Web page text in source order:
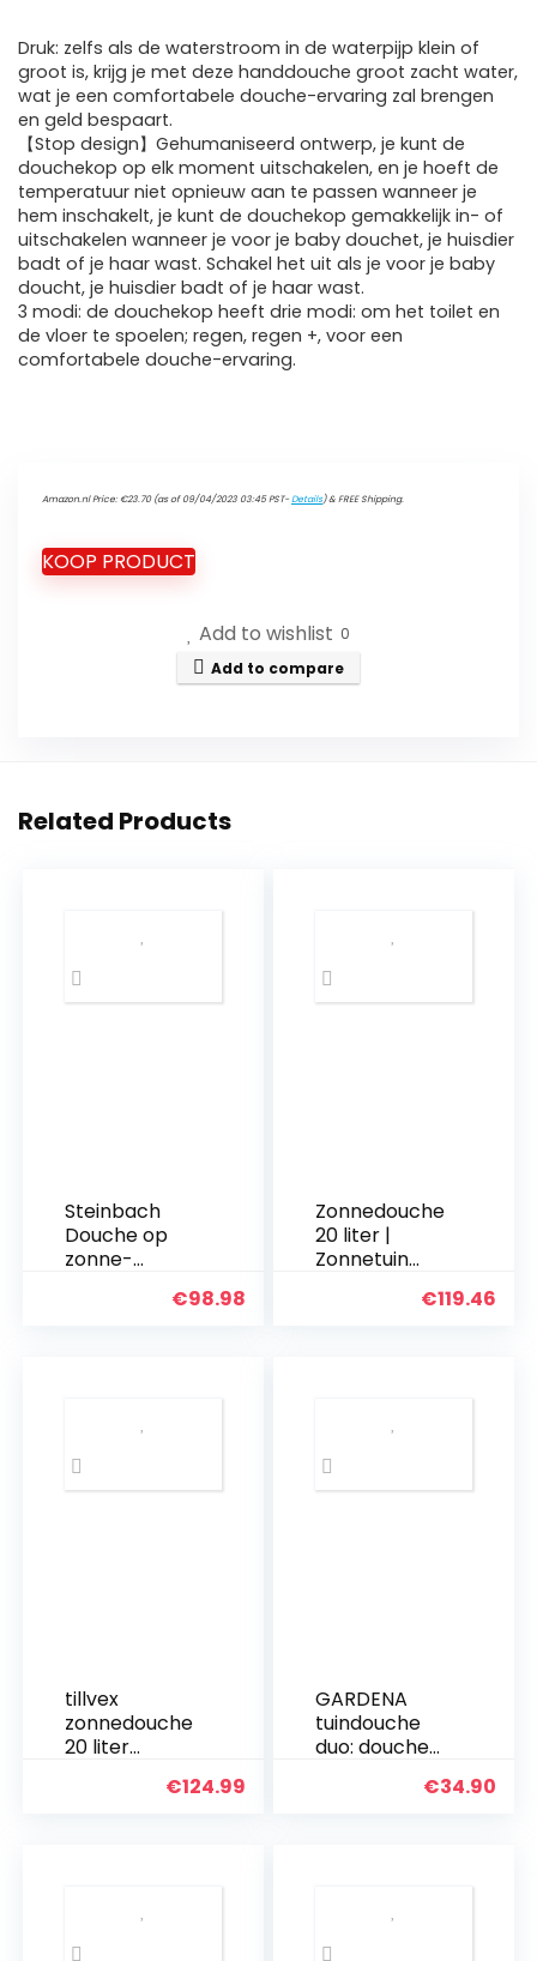
Druk: zelfs als de waterstroom in de waterpijp klein of
groot is, krijg je met deze handdouche groot zacht water,
wat je een comfortabele douche-ervaring zal brengen
en geld bespaart.
【Stop design】Gehumaniseerd ontwerp, je kunt de
douchekop op elk moment uitschakelen, en je hoeft de
temperatuur niet opnieuw aan te passen wanneer je
hem inschakelt, je kunt de douchekop gemakkelijk in- of
uitschakelen wanneer je voor je baby douchet, je huisdier
badt of je haar wast. Schakel het uit als je voor je baby
doucht, je huisdier badt of je haar wast.
3 modi: de douchekop heeft drie modi: om het toilet en
de vloer te spoelen; regen, regen +, voor een
comfortabele douche-ervaring.
Amazon.nl Price: €23.70(as of 09/04/2023 03:45 PST-Details)&FREE Shipping.
KOOP PRODUCT
Add to wishlist 0
Add to compare
Related Products
Steinbach
Douche op
zonne-
kunststof tank
€98.98
Zonnedouche
20 liter |
Zonnetuin
ting | met
€119.46
tillvex
zonnedouche
20 liter
Beschermhoe
€124.99
GARDENA
tuindouche
duo: douche
aangename
watertoevoer
€34.90